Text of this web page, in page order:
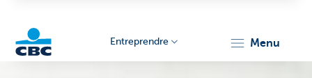
Entreprendre menu